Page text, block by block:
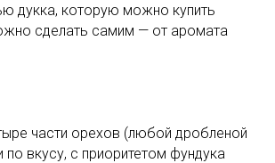
дукка, которую можно купить
сделать самим — от аромата
части орехов (любой дробленой
вкусу, с приоритетом фундука